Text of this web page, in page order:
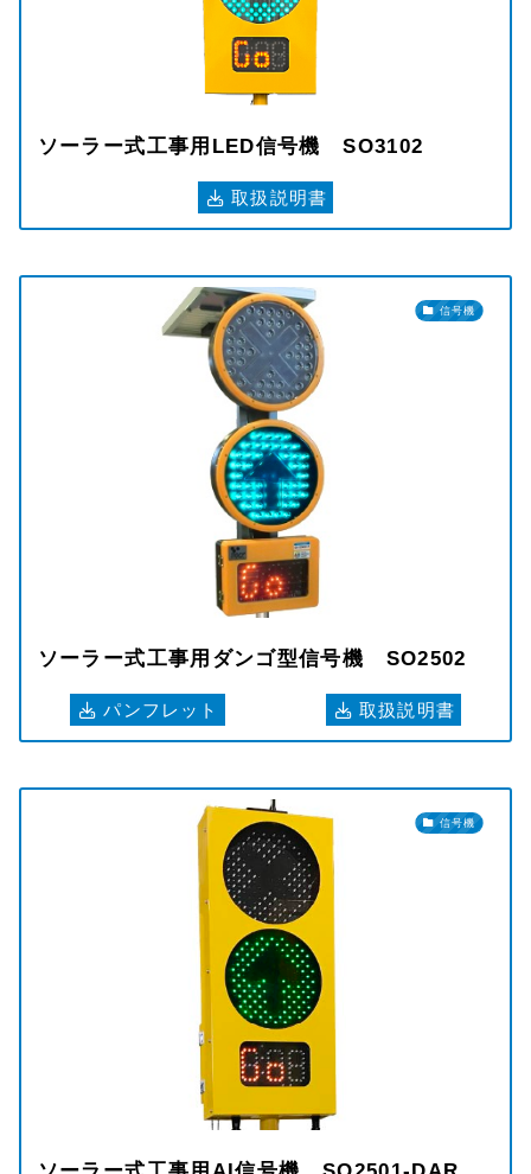
ソーラー式工事用LED信号機 SO3102
取扱説明書
信号機
ソーラー式工事用ダンゴ型信号機 SO2502
パンフレット 取扱説明書
信号機